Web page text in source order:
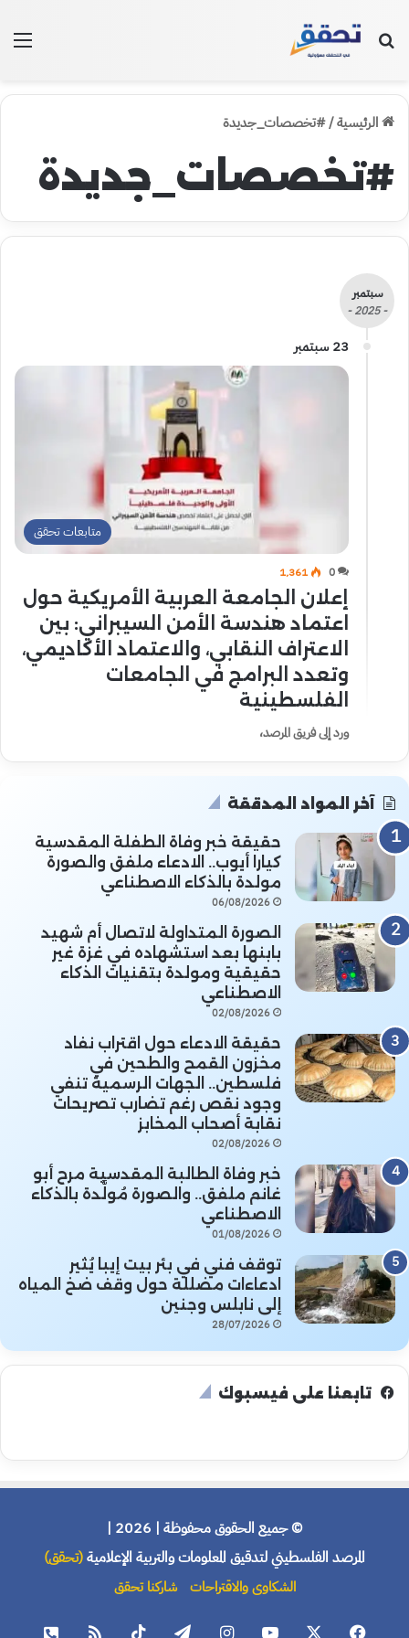
بحث عن
الرئيسية/#تخصصات_جديدة
#تخصصات_جديدة
سبتمبر
- 2025 -
23 سبتمبر
متابعات تحقق
0 1٬361
إعلان الجامعة العربية الأمريكية حول
اعتماد هندسة الأمن السيبراني: بين
الاعتراف النقابي، والاعتماد الأكاديمي،
وتعدد البرامج في الجامعات
الفلسطينية
ورد إلى فريق المرصد،
آخر المواد المدققة
حقيقة خبر وفاة الطفلة المقدسية
كيارا أيوب.. الادعاء ملفق والصورة
مولدة بالذكاء الاصطناعي
06/08/2026
الصورة المتداولة لاتصال أم شهيد
بابنها بعد استشهاده في غزة غير
حقيقية ومولدة بتقنيات الذكاء
الاصطناعي
02/08/2026
حقيقة الادعاء حول اقتراب نفاد
مخزون القمح والطحين في
فلسطين.. الجهات الرسمية تنفي
وجود نقص رغم تضارب تصريحات
نقابة أصحاب المخابز
02/08/2026
خبر وفاة الطالبة المقدسية مرح أبو
غانم ملفق.. والصورة مُولَّدة بالذكاء
الاصطناعي
01/08/2026
توقف فني في بئر بيت إيبا يُثير
ادعاءات مضللة حول وقف ضخ المياه
إلى نابلس وجنين
28/07/2026
تابعنا على فيسبوك
© جميع الحقوق محفوظة | 2026 |
المرصد الفلسطيني لتدقيق المعلومات والتربية الإعلامية(تحقق)
الشكاوى والاقتراحات شاركنا تحقق
فيسبوك يوتيوب انستقرام تيلقرام ‫TikTok ملخص